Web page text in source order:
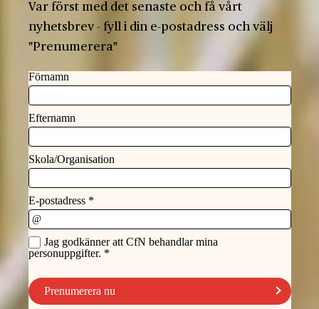
Var först med det senaste och få vårt
nyhetsbrev - fyll i din e-postadress och välj
"Prenumerera"